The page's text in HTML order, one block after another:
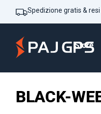
Spedizione gratis &
Store
BLACK-